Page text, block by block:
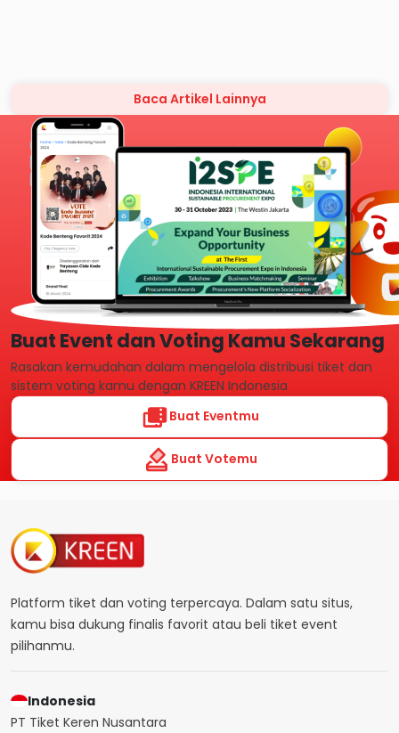
Baca Artikel Lainnya
Buat Event dan Voting Kamu Sekarang
Rasakan kemudahan dalam mengelola distribusi tiket dan
sistem voting kamu dengan KREEN Indonesia
Buat Eventmu
Buat Votemu
Platform tiket dan voting terpercaya. Dalam satu situs,
kamu bisa dukung finalis favorit atau beli tiket event
pilihanmu.
Indonesia
PT Tiket Keren Nusantara